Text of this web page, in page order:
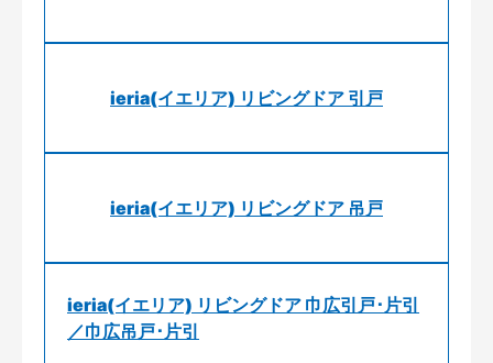
ieria(イエリア) リビングドア 引戸
ieria(イエリア) リビングドア 吊戸
ieria(イエリア) リビングドア 巾広引戸･片引
／巾広吊戸･片引